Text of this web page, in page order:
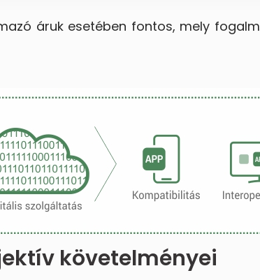
áruk esetében fontos, mely
követelményei